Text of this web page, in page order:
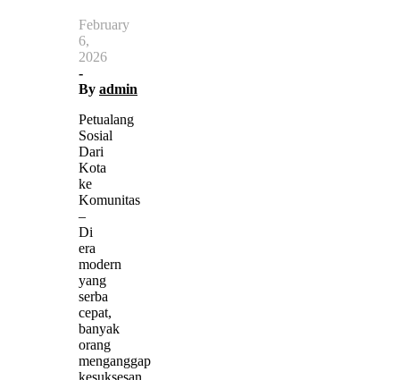
February
6,
2026
-
By admin
Petualang
Sosial
Dari
Kota
ke
Komunitas
–
Di
era
modern
yang
serba
cepat,
banyak
orang
menganggap
kesuksesan